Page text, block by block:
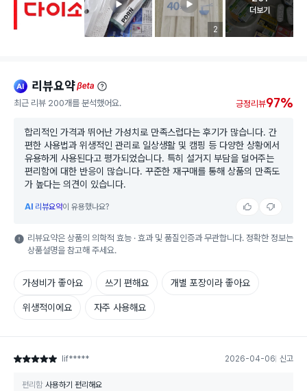
리뷰 이미지 등록 개수
2
고객 리뷰
더보기
ai 리뷰요약beta
최근 리뷰 200개를 분석했어요. 긍정리뷰97%
합리적인 가격과 뛰어난 가성치로 만족스럽다는 후기가 많습니다. 간
편한 사용법과 위생적인 관리로 일상생활 및 캠핑 등 다양한 상황에서
유용하게 사용된다고 평가되었습니다. 특히 설거지 부담을 덜어주는
편리함에 대한 반응이 많습니다. 꾸준한 재구매를 통해 상품의 만족도
가 높다는 의견이 있습니다.
AI 리뷰요약이 유용했나요?
리뷰요약은 상품의 의학적 효능 · 효과 및 품질인증과 무관합니다. 정확한 정보는
상품설명을 참고해 주세요.
가성비가 좋아요 쓰기 편해요 개별 포장이라 좋아요
위생적이에요 자주 사용해요
별점 5점 lif***** 2026-04-06 신고
편리함 사용하기 편리해요